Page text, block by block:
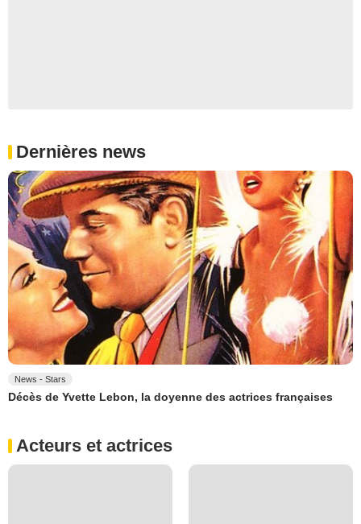
Dernières news
News - Stars
Décès de Yvette Lebon, la doyenne des actrices françaises
Acteurs et actrices